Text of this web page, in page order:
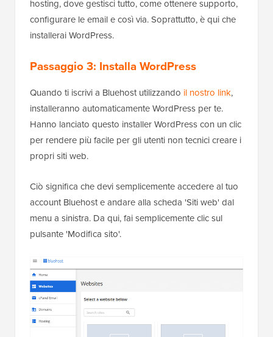
hosting, dove gestisci tutto, come ottenere supporto,
configurare le email e così via. Soprattutto, è qui che
installerai WordPress.
Passaggio 3: Installa WordPress
Quando ti iscrivi a Bluehost utilizzando il nostro link,
installeranno automaticamente WordPress per te.
Hanno lanciato questo installer WordPress con un clic
per rendere più facile per gli utenti non tecnici creare i
propri siti web.
Ciò significa che devi semplicemente accedere al tuo
account Bluehost e andare alla scheda 'Siti web' dal
menu a sinistra. Da qui, fai semplicemente clic sul
pulsante 'Modifica sito'.